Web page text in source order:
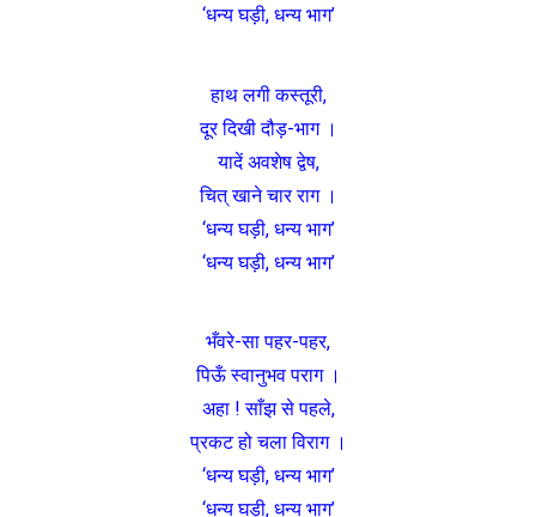
‘धन्य घड़ी, धन्य भाग’
हाथ लगी कस्तूरी,
दूर दिखी दौड़-भाग ।
यादें अवशेष द्वेष,
चित् खाने चार राग ।
‘धन्य घड़ी, धन्य भाग’
‘धन्य घड़ी, धन्य भाग’
भँवरे-सा पहर-पहर,
पिऊँ स्वानुभव पराग ।
अहा ! साँझ से पहले,
प्रकट हो चला विराग ।
‘धन्य घड़ी, धन्य भाग’
‘धन्य घड़ी, धन्य भाग’